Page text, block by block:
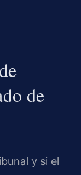
de
y si el